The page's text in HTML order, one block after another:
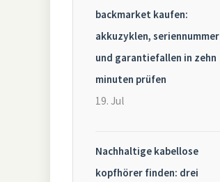
backmarket kaufen:
akkuzyklen, seriennummer
und garantiefallen in zehn
minuten prüfen
19. Jul
Nachhaltige kabellose
kopfhörer finden: drei